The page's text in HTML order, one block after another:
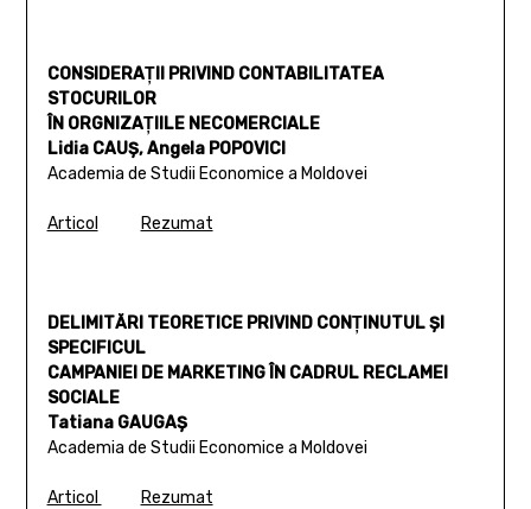
CONSIDERAŢII PRIVIND CONTABILITATEA
STOCURILOR
ÎN ORGNIZAŢIILE NECOMERCIALE
Lidia CAUŞ, Angela POPOVICI
Academia de Studii Economice a Moldovei
Articol Rezumat
DELIMITĂRI TEORETICE PRIVIND CONŢINUTUL ŞI
SPECIFICUL
CAMPANIEI DE MARKETING ÎN CADRUL RECLAMEI
SOCIALE
Tatiana GAUGAŞ
Academia de Studii Economice a Moldovei
Articol Rezumat